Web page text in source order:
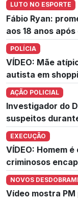
LUTO NO ESPORTE
Fábio Ryan:
aos 18 anos
POLÍCIA
VÍDEO: Mãe
autista em
AÇÃO POLICIAL
Investigador do
suspeitos
EXECUÇÃO
VÍDEO: Homem
criminosos
NOVOS
Vídeo mostra